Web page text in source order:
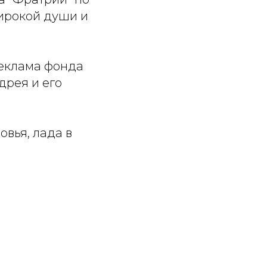
души и
фонда
и его
лада в